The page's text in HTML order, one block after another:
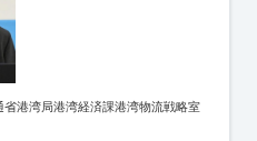
港湾局港湾経済課港湾物流戦略室